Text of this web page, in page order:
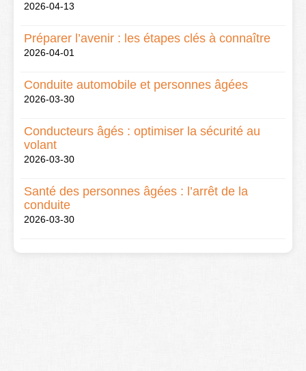
2026-04-13
Préparer l’avenir : les étapes clés à connaître
2026-04-01
Conduite automobile et personnes âgées
2026-03-30
Conducteurs âgés : optimiser la sécurité au
volant
2026-03-30
Santé des personnes âgées : l’arrêt de la
conduite
2026-03-30